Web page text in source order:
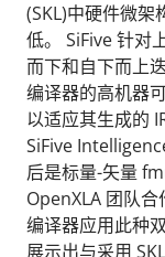
(SKL)中硬件微
低。 SiFive 针对
而下和自下而上
编译器的高机器
以适应其生成的
SiFive
后是标量-矢量
OpenXLA 团队
编译器应用此种
展示出与采用